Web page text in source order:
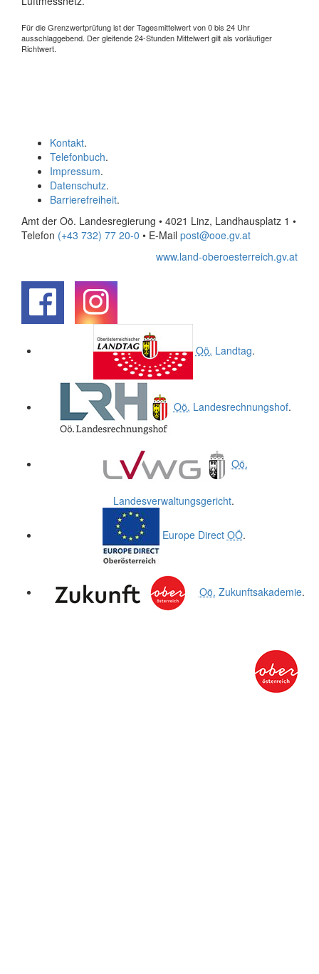
Für die Grenzwertprüfung ist der Tagesmittelwert von 0 bis 24 Uhr
ausschlaggebend. Der gleitende 24-Stunden Mittelwert gilt als vorläufiger
Richtwert.
Kontakt.
Telefonbuch.
Impressum.
Datenschutz.
Barrierefreiheit.
Amt der Oö. Landesregierung • 4021 Linz, Landhausplatz 1 •
Telefon (+43 732) 77 20-0 • E-Mail post@ooe.gv.at
www.land-oberoesterreich.gv.at
Oö. Landtag.
Oö. Landesrechnungshof.
Oö.
Landesverwaltungsgericht.
Europe Direct OÖ.
Oö. Zukunftsakademie.